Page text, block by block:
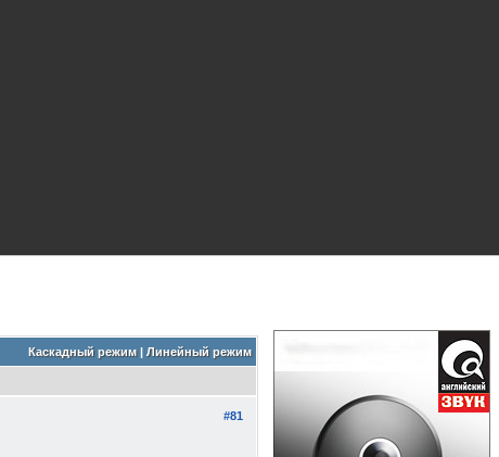
Каскадный режим| Линейный режим
#81